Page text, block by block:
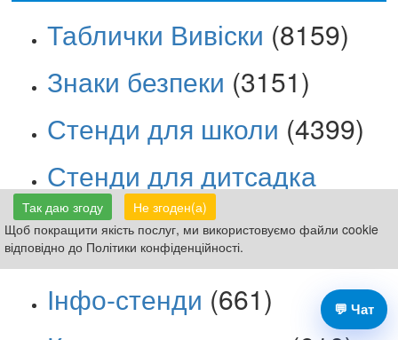
Так даю згоду
Не згоден(а)
Щоб покращити якість послуг, ми використовуємо файли cookie
відповідно до Політики конфіденційності.
Таблички Вивіски (8159)
Знаки безпеки (3151)
Стенди для школи (4399)
Стенди для дитсадка
(1084)
Стенди з безпеки
Інфо-стенди (661)
💬 Чат